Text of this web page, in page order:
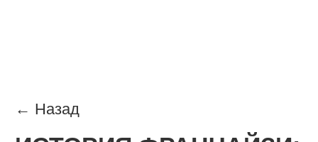
не имея опыта в общепите
ИСТОРИЯ ФРАНЧАЙЗИ: